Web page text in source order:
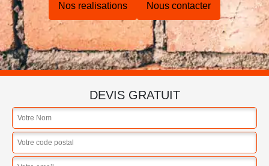
Nos realisations Nous contacter
DEVIS GRATUIT